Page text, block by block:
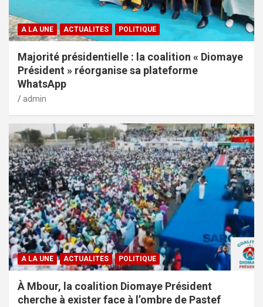
A LA UNE ACTUALITES POLITIQUE
Majorité présidentielle : la coalition « Diomaye
Président » réorganise sa plateforme
WhatsApp
admin
A LA UNE ACTUALITES POLITIQUE
À Mbour, la coalition Diomaye Président
cherche à exister face à l’ombre de Pastef